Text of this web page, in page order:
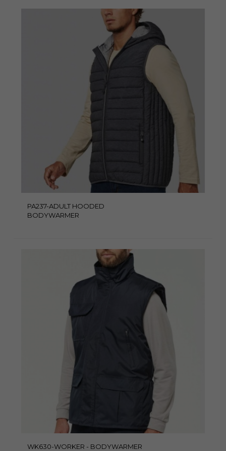
PA237-ADULT HOODED
BODYWARMER
WK630-WORKER - BODYWARMER